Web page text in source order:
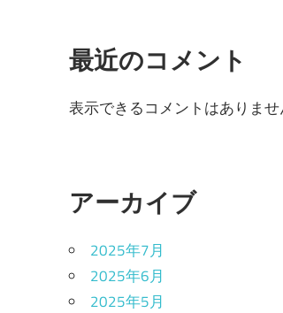
最近のコメント
表示できるコメントはありませ
アーカイブ
2025年7月
2025年6月
2025年5月